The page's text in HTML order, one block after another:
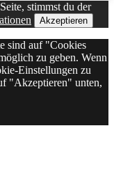
stimmst du der
Akzeptieren
sind auf "Cookies
zu geben. Wenn
Einstellungen zu
"Akzeptieren" unten,